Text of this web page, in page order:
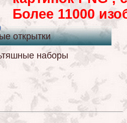
Более 11000
открытки
наборы